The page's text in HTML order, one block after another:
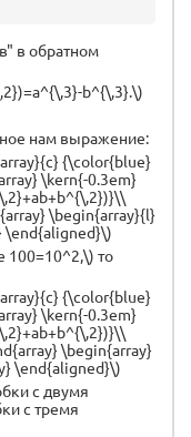
в обратном
b^{\,3}.\)
нам выражение:
{\color{blue}
\kern{-0.3em}
\begin{array}{l}
\end{aligned}\)
100=10^2,\) то
{\color{blue}
\kern{-0.3em}
\begin{array}
\end{aligned}\)
с двумя
с тремя